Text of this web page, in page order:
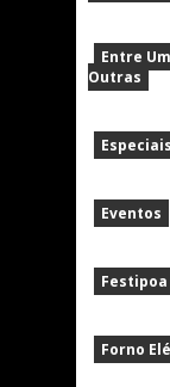
Entre
Outras
Especiais
Eventos
Forno